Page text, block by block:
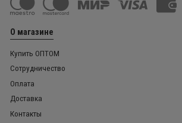
О магазине
Купить ОПТОМ
Сотрудничество
Оплата
Доставка
Контакты